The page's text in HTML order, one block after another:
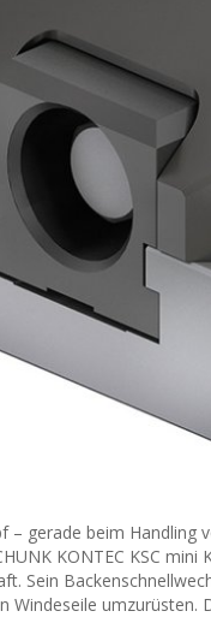
– gerade beim Handling
KONTEC KSC
Sein
Windeseile umzurüsten.